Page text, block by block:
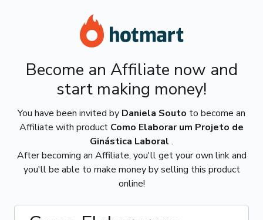
Become an Affiliate now and
start making money!
You have been invited by Daniela Souto to become an
Affiliate with product Como Elaborar um Projeto de
Ginástica Laboral .
After becoming an Affiliate, you'll get your own link and
you'll be able to make money by selling this product
online!